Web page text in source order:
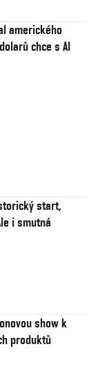
amerického
chce s AI
start,
i smutná
show k
produktů